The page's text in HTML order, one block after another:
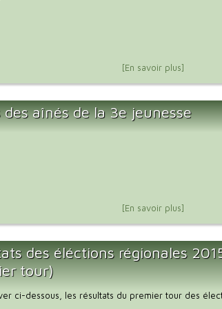
[En savoir plus]
des aînés de la 3e jeunesse
[En savoir plus]
des éléctions régionales
tour)
ci-dessous, les résultats du premier tour des